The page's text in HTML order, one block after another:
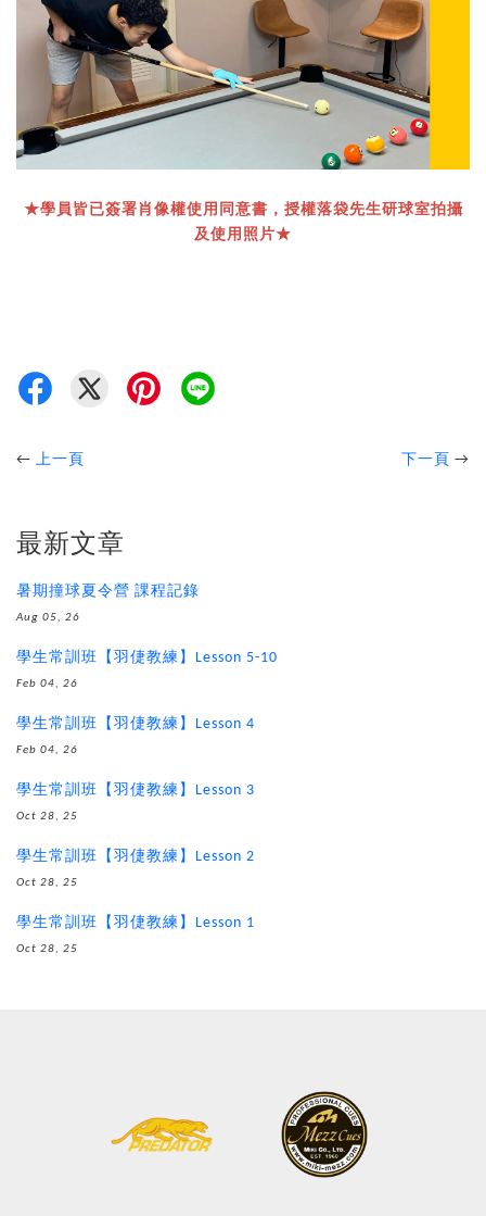
★學員皆已簽署肖像權使用同意書，授權落袋先生研球室拍攝
及使用照片★
← 上一頁 下一頁 →
最新文章
暑期撞球夏令營 課程記錄
Aug 05, 26
學生常訓班【羽倢教練】Lesson 5-10
Feb 04, 26
學生常訓班【羽倢教練】Lesson 4
Feb 04, 26
學生常訓班【羽倢教練】Lesson 3
Oct 28, 25
學生常訓班【羽倢教練】Lesson 2
Oct 28, 25
學生常訓班【羽倢教練】Lesson 1
Oct 28, 25